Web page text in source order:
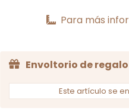
Para más
Envoltorio de regalo
Este artículo se